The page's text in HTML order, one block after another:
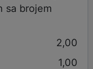
sa brojem
2,00
1,00